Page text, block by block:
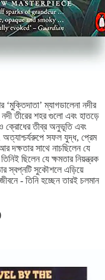
‘মুক্তিদাতা’ ম্যাগডালেনা নদীর
নদী তীরের শহর গুলো এবং হাতড়ে
ক্রোধের তীব্র অনুভূতি এবং
সফল যুদ্ধ, প্রেম
দক্ষতার সাথে নাচছিলেন যে
ছিলেন যে ক্ষমতার নিয়ন্ত্রক
স্বপ্নটি সুকৌশলে এড়িয়ে
- তিনি হচ্ছেন তারই চলমান